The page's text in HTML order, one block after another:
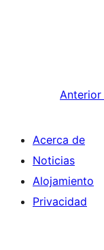
Anterior
Acerca de
Noticias
Alojamiento
Privacidad